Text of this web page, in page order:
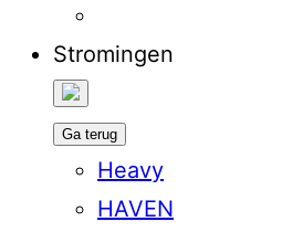
Stromingen
Ga terug
Heavy
HAVEN